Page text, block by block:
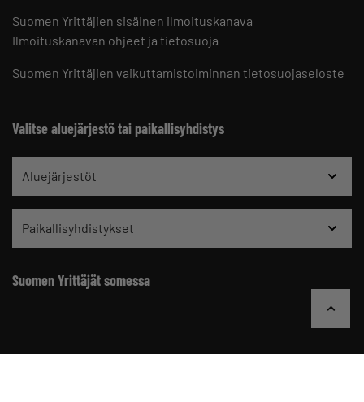
Suomen Yrittäjien sisäinen ilmoituskanava
Ilmoituskanavan ohjeet ja tietosuoja
Suomen Yrittäjien vaikuttamistoiminnan tietosuojaseloste
Valitse aluejärjestö tai paikallisyhdistys
Aluejärjestöt
Paikallisyhdistykset
Suomen Yrittäjät somessa